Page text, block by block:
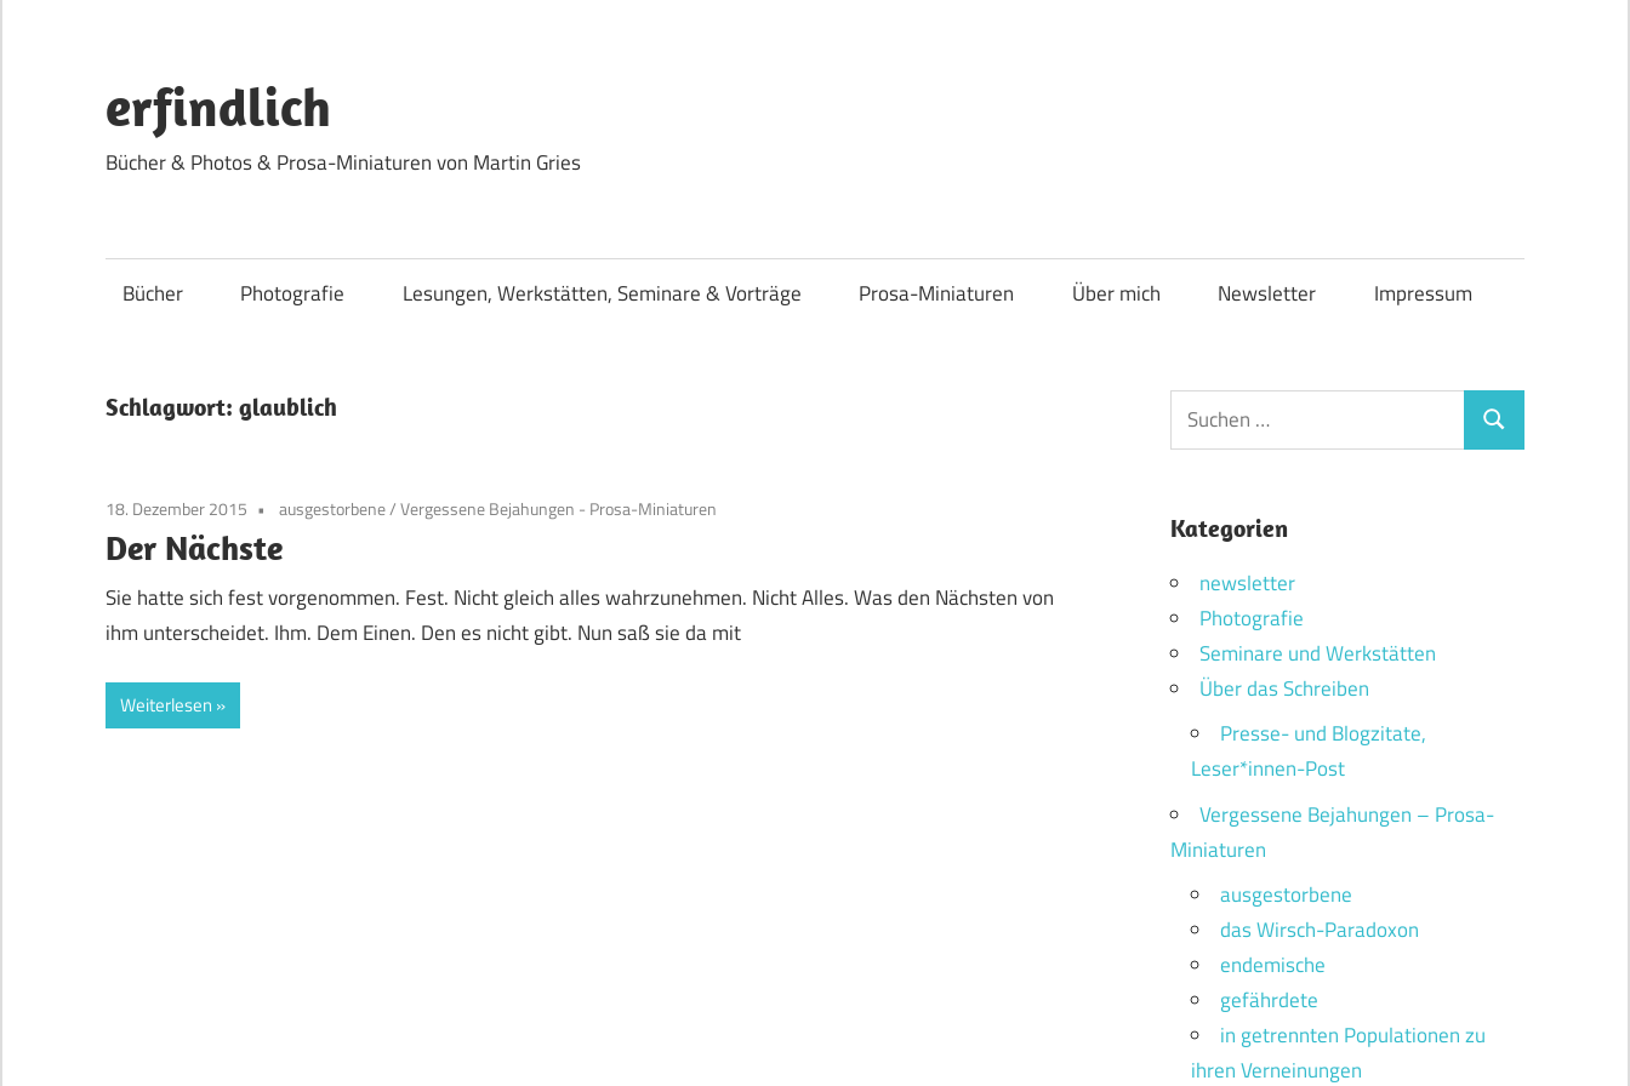
springen
erfindlich
Bücher & Photos & Prosa-Miniaturen von Martin Gries
Bücher Photografie Lesungen, Werkstätten, Seminare & Vorträge Prosa-Miniaturen Über mich Newsletter Impressum
Schlagwort: glaublich
18. Dezember 2015 ausgestorbene/Vergessene Bejahungen - Prosa-Miniaturen
Der Nächste
Sie hatte sich fest vorgenommen. Fest. Nicht gleich alles wahrzunehmen. Nicht Alles. Was den Nächsten von
ihm unterscheidet. Ihm. Dem Einen. Den es nicht gibt. Nun saß sie da mit
Weiterlesen
Suchen
nach:
Suchen
Kategorien
newsletter
Photografie
Seminare und Werkstätten
Über das Schreiben
Presse- und Blogzitate,
Leser*innen-Post
Vergessene Bejahungen – Prosa-
Miniaturen
ausgestorbene
das Wirsch-Paradoxon
endemische
gefährdete
in getrennten Populationen zu
ihren Verneinungen